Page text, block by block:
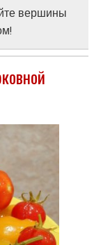
вершины